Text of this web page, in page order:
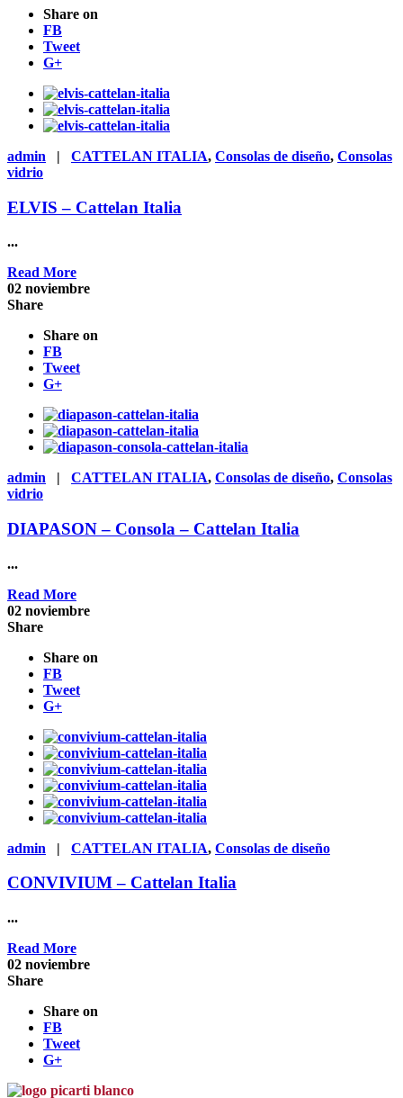
Share on
FB
Tweet
G+
admin | CATTELAN ITALIA, Consolas de diseño, Consolas
vidrio
ELVIS – Cattelan Italia
...
Read More
02 noviembre
Share
Share on
FB
Tweet
G+
admin | CATTELAN ITALIA, Consolas de diseño, Consolas
vidrio
DIAPASON – Consola – Cattelan Italia
...
Read More
02 noviembre
Share
Share on
FB
Tweet
G+
admin | CATTELAN ITALIA, Consolas de diseño
CONVIVIUM – Cattelan Italia
...
Read More
02 noviembre
Share
Share on
FB
Tweet
G+